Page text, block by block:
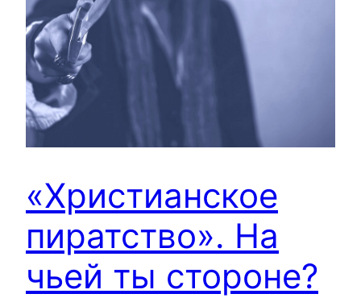
«Христианское
пиратство». На
чьей ты стороне?